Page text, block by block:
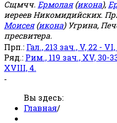
Сщмчч. Ермолая(икона),
иереев Никомидийских.
Моисея(икона) Угрина,
пресвитера.
Прп.: Гал., 213 зач., V, 22 - VI,
Ряд.: Рим., 119 зач., XV, 30-
XVIII, 4.
-
Вы здесь:
Главная/